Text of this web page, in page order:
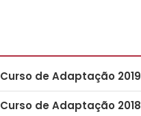
de Adaptação 2019
de Adaptação 2018